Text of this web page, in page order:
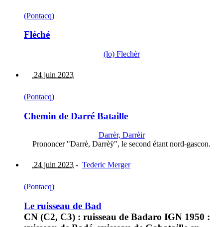
(Pontacq)
Fléché
(lo) Flechèr
24 juin 2023
(Pontacq)
Chemin de Darré Bataille
Darrèr, Darrèir
Prononcer "Darrè, Darrèÿ", le second étant nord-gascon.
24 juin 2023 - Tederic Merger
(Pontacq)
Le ruisseau de Bad
CN (C2, C3) : ruisseau de Badaro IGN 1950 :